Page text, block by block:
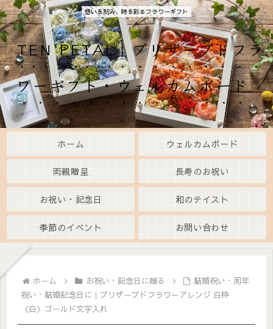
想いを刻み、時を彩るフラワーギフト
TEN PETAL｜プリザーブドフラ
ワーギフト・ウェルカムボード
ホーム ウェルカムボード
両親贈呈 長寿のお祝い
お祝い・記念日 和のテイスト
季節のイベント お問い合わせ
ホーム お祝い・記念日に贈る
結婚祝い・周年
祝い・結婚記念日に｜プリザーブドフラワーアレンジ 白枠
〈白〉ゴールド文字入れ